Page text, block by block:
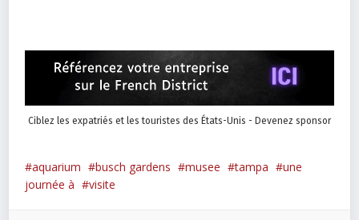
Ciblez les expatriés et les touristes des États-Unis - Devenez sponsor
aquarium busch gardens musee tampa
une
journée à
visite